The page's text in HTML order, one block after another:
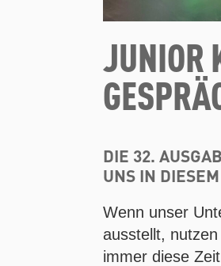
JUNIOR
DIE 32.
UNS IN
Wenn unser
ausstellt,
immer diese